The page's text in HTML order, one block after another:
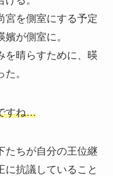
宮を側室にする予定
が側室に。
を晴らすために、暎
。
すね…
たちが自分の王位継
に抗議していること